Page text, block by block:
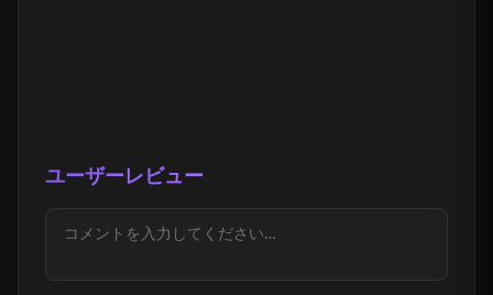
ユーザーレビュー